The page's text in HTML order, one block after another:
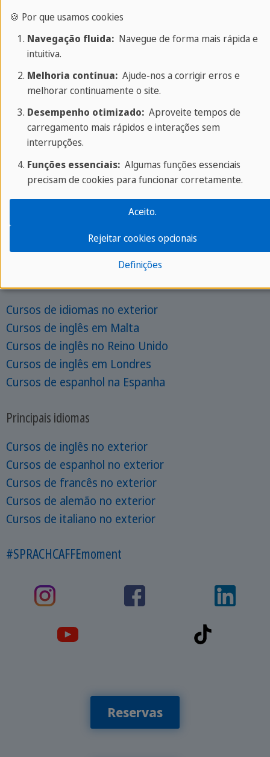
Magazine
Guias de viagem
Guias de aprendizagem
Testes on-line
Catálogos
Popular para jovens
Intercâmbio de idiomas no exterior
Intercâmbio de inglês no Reino Unido
Intercâmbio de inglês em Londres
Intercâmbio de espanhol na Espanha
Cursos de idiomas no exterior
Cursos de inglês em Malta
Cursos de inglês no Reino Unido
Cursos de inglês em Londres
Cursos de espanhol na Espanha
Principais idiomas
Cursos de inglês no exterior
Cursos de espanhol no exterior
Cursos de francês no exterior
Cursos de alemão no exterior
Cursos de italiano no exterior
#SPRACHCAFFEmoment
Reservas
🍪 Por que usamos cookies
Navegação fluida:Navegue de forma mais rápida e
intuitiva.
Melhoria contínua:Ajude-nos a corrigir erros e
melhorar continuamente o site.
Desempenho otimizado:Aproveite tempos de
carregamento mais rápidos e interações sem
interrupções.
Funções essenciais:Algumas funções essenciais
precisam de cookies para funcionar corretamente.
Definições
Rejeitar cookies opcionais
Aceito.